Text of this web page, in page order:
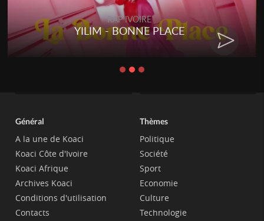
RAP IVOIRE
YILIM - BONNE PLACE
Général
A la une de Koaci
Koaci Côte d'Ivoire
Koaci Afrique
Archives Koaci
Conditions d'utilisation
Contacts
Thèmes
Politique
Société
Sport
Economie
Culture
Technologie